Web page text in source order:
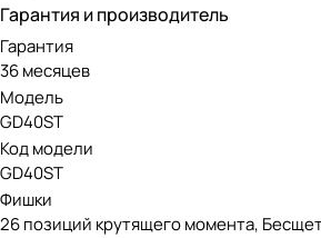
Гарантия и производитель
Гарантия
36 месяцев
Модель
GD40ST
Код модели
GD40ST
Фишки
26 позиций крутящего момента,